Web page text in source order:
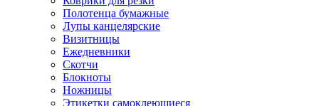
Полотенца бумажные
Лупы канцелярские
Визитницы
Ежедневники
Скотчи
Блокноты
Ножницы
Этикетки самоклеющиеся